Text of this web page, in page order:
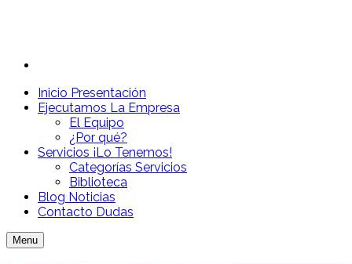
Inicio Presentación
Ejecutamos La Empresa
El Equipo
¿Por qué?
Servicios ¡Lo Tenemos!
Categorías Servicios
Biblioteca
Blog Noticias
Contacto Dudas
Menu